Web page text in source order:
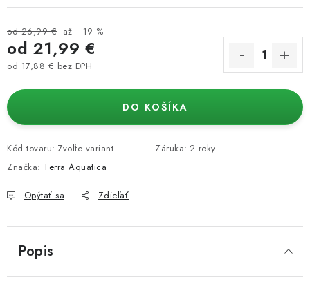
od 26,99 € až –19 %
od 21,99 €
od 17,88 € bez DPH
DO KOŠÍKA
Kód tovaru: Zvoľte variant Záruka: 2 roky
Značka: Terra Aquatica
Opýtať sa Zdieľať
Popis